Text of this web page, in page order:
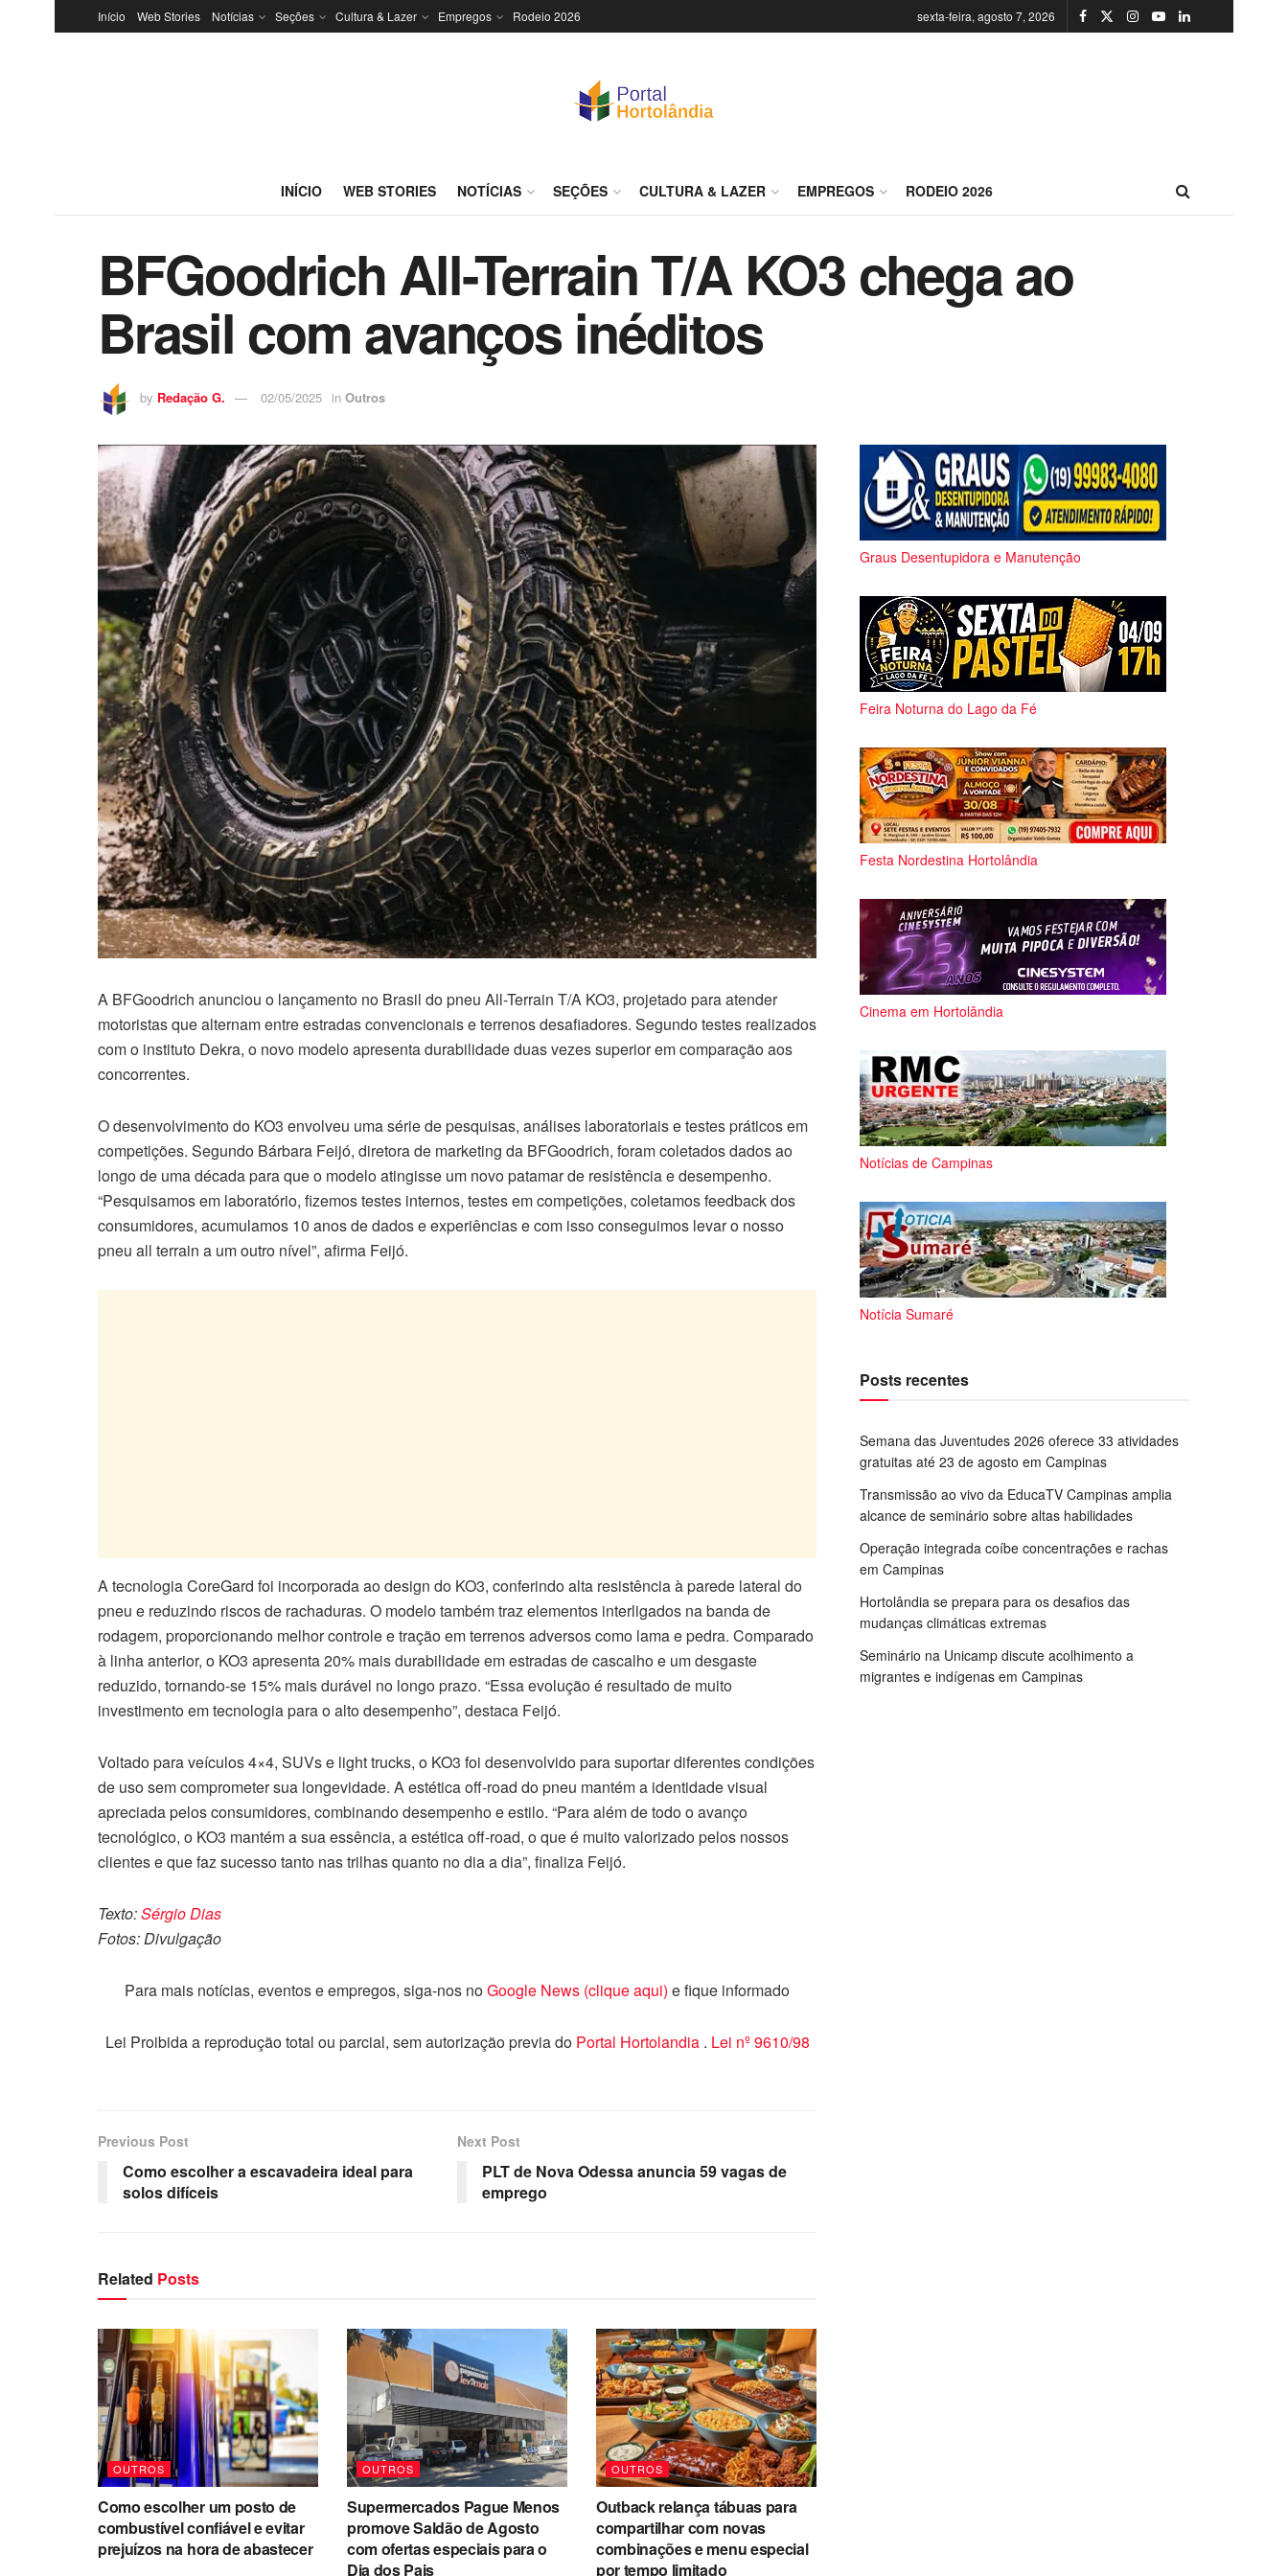
Início Web Stories Notícias Seções Cultura & Lazer Empregos Rodeio 2026 sexta-feira, agosto 7, 2026
INÍCIO WEB STORIES NOTÍCIAS SEÇÕES CULTURA & LAZER EMPREGOS RODEIO 2026
BFGoodrich All-Terrain T/A KO3 chega ao
Brasil com avanços inéditos
by Redação G. 02/05/2025 in Outros
A BFGoodrich anunciou o lançamento no Brasil do pneu All-Terrain T/A KO3, projetado para atender
motoristas que alternam entre estradas convencionais e terrenos desafiadores. Segundo testes realizados
com o instituto Dekra, o novo modelo apresenta durabilidade duas vezes superior em comparação aos
concorrentes.
O desenvolvimento do KO3 envolveu uma série de pesquisas, análises laboratoriais e testes práticos em
competições. Segundo Bárbara Feijó, diretora de marketing da BFGoodrich, foram coletados dados ao
longo de uma década para que o modelo atingisse um novo patamar de resistência e desempenho.
“Pesquisamos em laboratório, fizemos testes internos, testes em competições, coletamos feedback dos
consumidores, acumulamos 10 anos de dados e experiências e com isso conseguimos levar o nosso
pneu all terrain a um outro nível”, afirma Feijó.
A tecnologia CoreGard foi incorporada ao design do KO3, conferindo alta resistência à parede lateral do
pneu e reduzindo riscos de rachaduras. O modelo também traz elementos interligados na banda de
rodagem, proporcionando melhor controle e tração em terrenos adversos como lama e pedra. Comparado
à linha anterior, o KO3 apresenta 20% mais durabilidade em estradas de cascalho e um desgaste
reduzido, tornando-se 15% mais durável no longo prazo. “Essa evolução é resultado de muito
investimento em tecnologia para o alto desempenho”, destaca Feijó.
Voltado para veículos 4×4, SUVs e light trucks, o KO3 foi desenvolvido para suportar diferentes condições
de uso sem comprometer sua longevidade. A estética off-road do pneu mantém a identidade visual
apreciada pelos consumidores, combinando desempenho e estilo. “Para além de todo o avanço
tecnológico, o KO3 mantém a sua essência, a estética off-road, o que é muito valorizado pelos nossos
clientes e que faz sucesso tanto nas trilhas quanto no dia a dia”, finaliza Feijó.
Texto:Sérgio Dias
Fotos: Divulgação
Para mais notícias, eventos e empregos, siga-nos noGoogle News (clique aqui) e fique informado
Lei Proibida a reprodução total ou parcial, sem autorização previa do Portal Hortolandia . Lei nº 9610/98
Previous Post
Como escolher a escavadeira ideal para
solos difíceis
Next Post
PLT de Nova Odessa anuncia 59 vagas de
emprego
Related Posts
OUTROS
Como escolher um posto de
combustível confiável e evitar
prejuízos na hora de abastecer
OUTROS
Supermercados Pague Menos
promove Saldão de Agosto
com ofertas especiais para o
Dia dos Pais
OUTROS
Outback relança tábuas para
compartilhar com novas
combinações e menu especial
por tempo limitado
Graus Desentupidora e Manutenção
Feira Noturna do Lago da Fé
Festa Nordestina Hortolândia
Cinema em Hortolândia
Notícias de Campinas
Notícia Sumaré
Posts recentes
Semana das Juventudes 2026 oferece 33 atividades
gratuitas até 23 de agosto em Campinas
Transmissão ao vivo da EducaTV Campinas amplia
alcance de seminário sobre altas habilidades
Operação integrada coíbe concentrações e rachas
em Campinas
Hortolândia se prepara para os desafios das
mudanças climáticas extremas
Seminário na Unicamp discute acolhimento a
migrantes e indígenas em Campinas